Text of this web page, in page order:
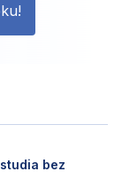
bez